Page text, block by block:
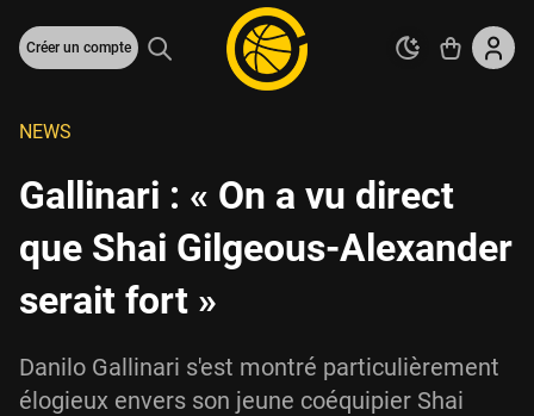
Créer un compte
NEWS
Gallinari : « On a vu direct
que Shai Gilgeous-Alexander
serait fort »
Danilo Gallinari s'est montré particulièrement
élogieux envers son jeune coéquipier Shai